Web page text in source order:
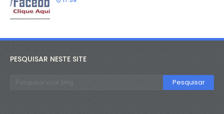
PESQUISAR NESTE SITE